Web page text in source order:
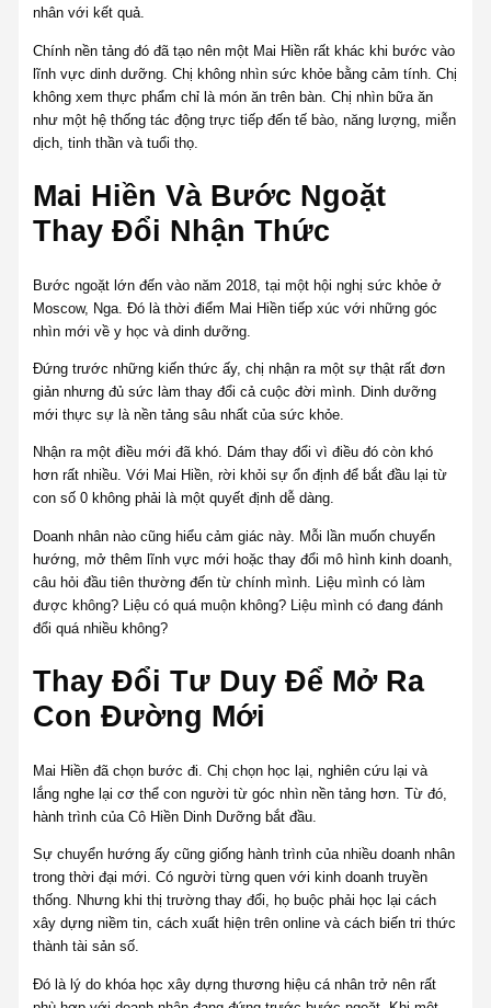
nhân với kết quả.
Chính nền tảng đó đã tạo nên một Mai Hiền rất khác khi bước vào
lĩnh vực dinh dưỡng. Chị không nhìn sức khỏe bằng cảm tính. Chị
không xem thực phẩm chỉ là món ăn trên bàn. Chị nhìn bữa ăn
như một hệ thống tác động trực tiếp đến tế bào, năng lượng, miễn
dịch, tinh thần và tuổi thọ.
Mai Hiền Và Bước Ngoặt
Thay Đổi Nhận Thức
Bước ngoặt lớn đến vào năm 2018, tại một hội nghị sức khỏe ở
Moscow, Nga. Đó là thời điểm Mai Hiền tiếp xúc với những góc
nhìn mới về y học và dinh dưỡng.
Đứng trước những kiến thức ấy, chị nhận ra một sự thật rất đơn
giản nhưng đủ sức làm thay đổi cả cuộc đời mình. Dinh dưỡng
mới thực sự là nền tảng sâu nhất của sức khỏe.
Nhận ra một điều mới đã khó. Dám thay đổi vì điều đó còn khó
hơn rất nhiều. Với Mai Hiền, rời khỏi sự ổn định để bắt đầu lại từ
con số 0 không phải là một quyết định dễ dàng.
Doanh nhân nào cũng hiểu cảm giác này. Mỗi lần muốn chuyển
hướng, mở thêm lĩnh vực mới hoặc thay đổi mô hình kinh doanh,
câu hỏi đầu tiên thường đến từ chính mình. Liệu mình có làm
được không? Liệu có quá muộn không? Liệu mình có đang đánh
đổi quá nhiều không?
Thay Đổi Tư Duy Để Mở Ra
Con Đường Mới
Mai Hiền đã chọn bước đi. Chị chọn học lại, nghiên cứu lại và
lắng nghe lại cơ thể con người từ góc nhìn nền tảng hơn. Từ đó,
hành trình của Cô Hiền Dinh Dưỡng bắt đầu.
Sự chuyển hướng ấy cũng giống hành trình của nhiều doanh nhân
trong thời đại mới. Có người từng quen với kinh doanh truyền
thống. Nhưng khi thị trường thay đổi, họ buộc phải học lại cách
xây dựng niềm tin, cách xuất hiện trên online và cách biến tri thức
thành tài sản số.
Đó là lý do khóa học xây dựng thương hiệu cá nhân trở nên rất